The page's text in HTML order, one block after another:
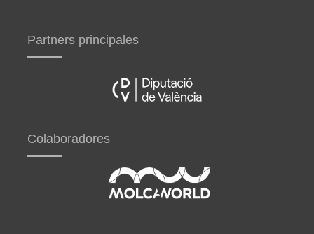
Partners principales
Colaboradores